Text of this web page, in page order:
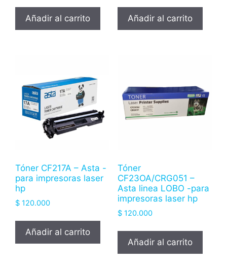
Añadir al carrito Añadir al carrito
Tóner CF217A – Asta -
para impresoras laser
hp
$ 120.000
Añadir al carrito
Tóner
CF23OA/CRG051 –
Asta linea LOBO -para
impresoras laser hp
$120.000
Añadir al carrito